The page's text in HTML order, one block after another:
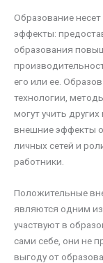
Образование
эффекты:
образования
его или ее.
технологии,
могут учить
внешние эффекты
личных сетей и
работники.
Положительные
являются одним
участвуют в
сами себе, они не
выгоду от